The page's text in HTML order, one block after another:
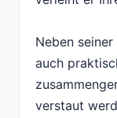
Neben
auch
verstaut